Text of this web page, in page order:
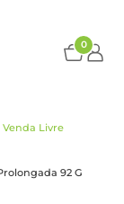
0
Venda Livre
92 G